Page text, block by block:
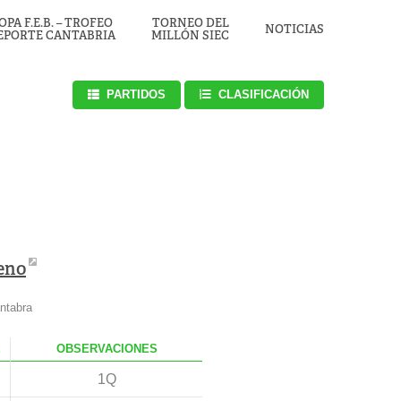
F.E.B. – TROFEO
CANTABRIA
TORNEO DEL
MILLÓN SIEC
NOTICIAS
PARTIDOS CLASIFICACIÓN
OBS ERVACIONES
1Q